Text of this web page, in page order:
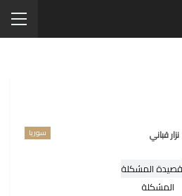
سوريا نزار قباني
المشكلة